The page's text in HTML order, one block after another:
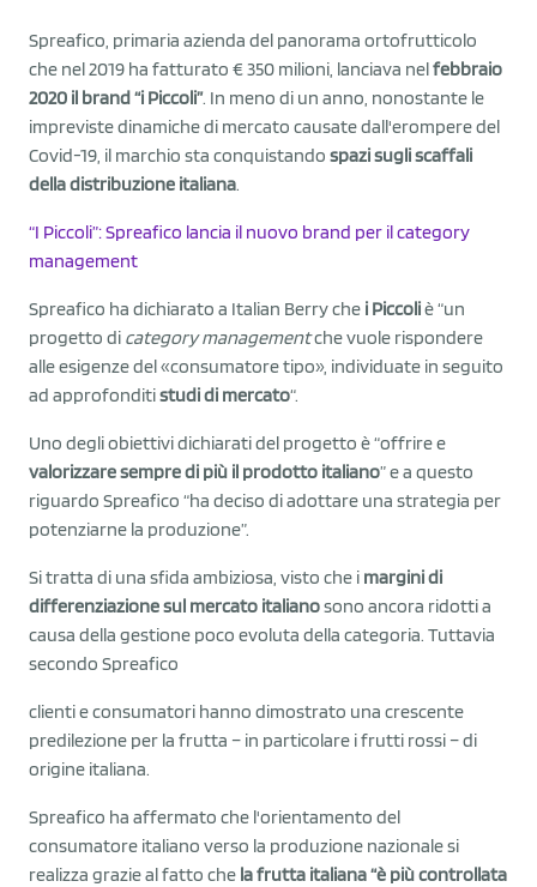
Spreafico, primaria azienda del panorama ortofrutticolo
che nel 2019 ha fatturato € 350 milioni, lanciava nelfebbraio
2020 il brand “i Piccoli”. In meno di un anno, nonostante le
impreviste dinamiche di mercato causate dall'erompere del
Covid-19, il marchio sta conquistando spazi sugli scaffali
della distribuzione italiana.
“I Piccoli”: Spreafico lancia il nuovo brand per il category
management
Spreafico ha dichiarato a Italian Berry che i Piccoliè “un
progetto di category managementche vuole rispondere
alle esigenze del «consumatore tipo», individuate in seguito
ad approfonditistudi di mercato“.
Uno degli obiettivi dichiarati del progetto è “offrire e
valorizzare sempre di più il prodotto italiano” e a questo
riguardo Spreafico “ha deciso di adottare una strategia per
potenziarne la produzione”.
Si tratta di una sfida ambiziosa, visto che i margini di
differenziazione sul mercato italianosono ancora ridotti a
causa della gestione poco evoluta della categoria. Tuttavia
secondo Spreafico
clienti e consumatori hanno dimostrato una crescente
predilezione per la frutta – in particolare i frutti rossi – di
origine italiana.
Spreafico ha affermato che l'orientamento del
consumatore italiano verso la produzione nazionale si
realizza grazie al fatto che la frutta italiana “è più controllata